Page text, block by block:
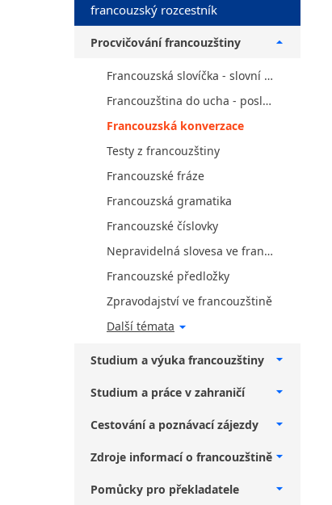
francouzský rozcestník
Procvičování francouzštiny
Francouzská slovíčka - slovní zásoba
Francouzština do ucha - poslech, audio, MP3, video
Francouzská konverzace
Testy z francouzštiny
Francouzské fráze
Francouzská gramatika
Francouzské číslovky
Nepravidelná slovesa ve francouzštině
Francouzské předložky
Zpravodajství ve francouzštině
Další témata
Studium a výuka francouzštiny
Studium a práce v zahraničí
Cestování a poznávací zájezdy
Zdroje informací o francouzštině
Pomůcky pro překladatele